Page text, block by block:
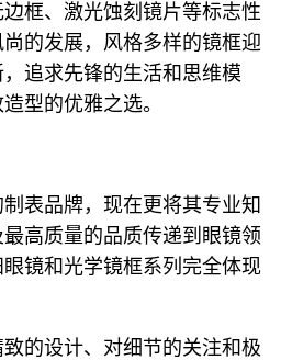
框、激光蚀刻镜片等标志性
的发展，风格多样的镜框迎
追求先锋的生活和思维模
型的优雅之选。
表品牌，现在更将其专业知
高质量的品质传递到眼镜领
镜和光学镜框系列完全体现
的设计、对细节的关注和极